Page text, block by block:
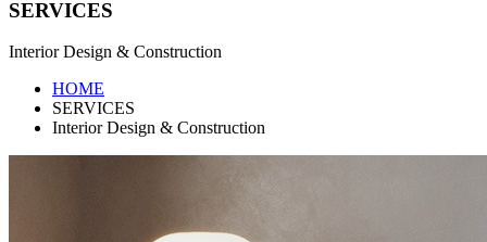
SERVICES
Interior Design & Construction
HOME
SERVICES
Interior Design & Construction